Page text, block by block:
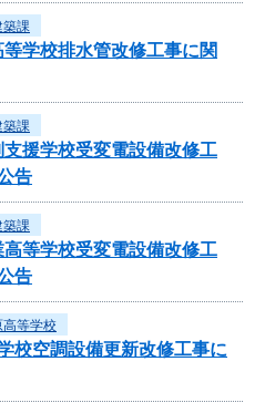
築課
等学校排水管改修工事に関
築課
支援学校受変電設備改修工
告
築課
高等学校受変電設備改修工
告
高等学校
校空調設備更新改修工事に